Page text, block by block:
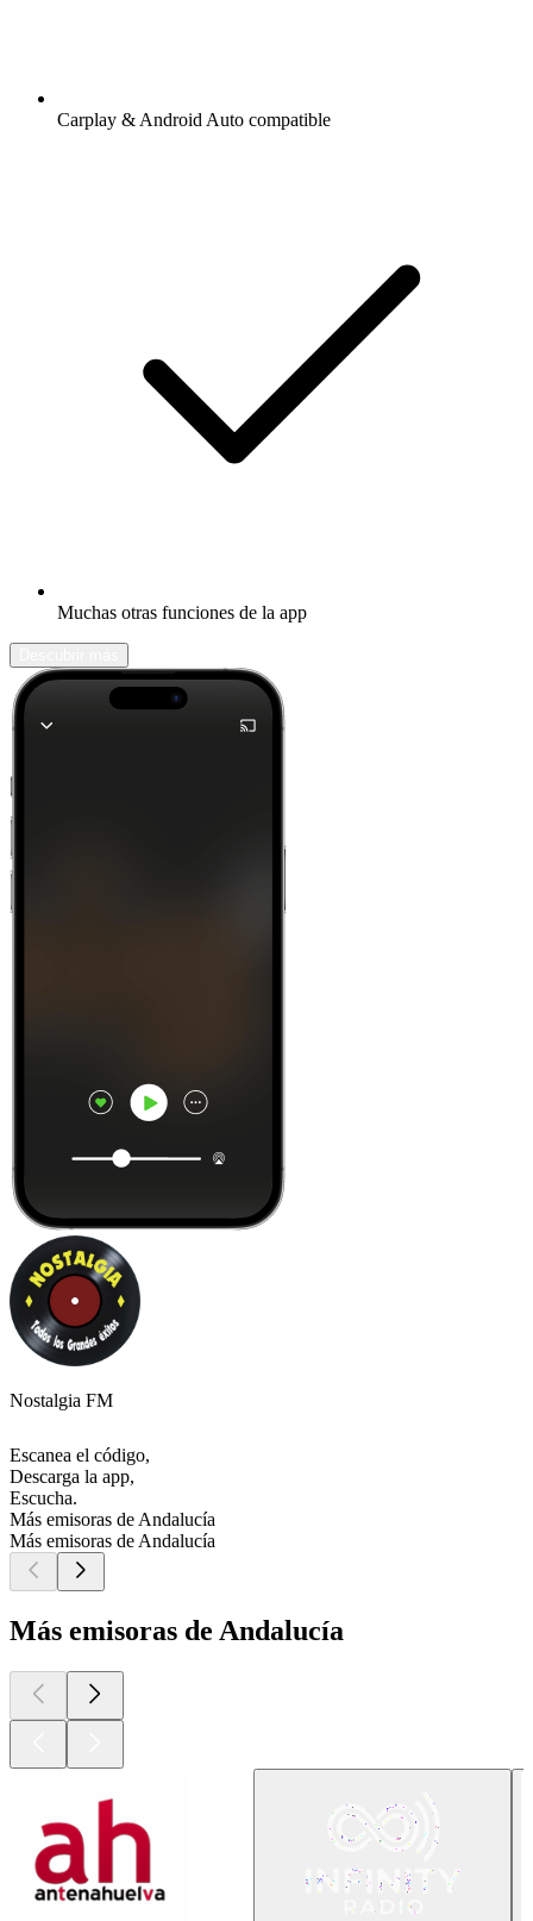
Carplay & Android Auto compatible
Muchas otras funciones de la app
Nostalgia FM
Escanea el código,
Descarga la app,
Escucha.
Más emisoras de Andalucía
Más emisoras de Andalucía
Más emisoras de Andalucía